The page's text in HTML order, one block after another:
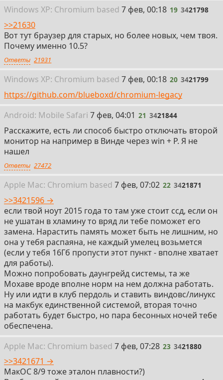
Windows XP: Chromium based 19
7 фев, 00:18 19 3421798
>>21630
Вот тут браузер для старых, но более новых, чем твоя.
Почему именно 10.5?
Ответы 21931
Windows XP: Chromium based 20
7 фев, 00:18 20 3421799
https://github.com/blueboxd/chromium-legacy
Android: Mobile Safari 21
7 фев, 04:01 21 3421844
Расскажите, есть ли способ быстро отключать второй
монитор на например в Винде через win + P. Я не
нашел
Ответы 27472
Apple Mac: Chromium based 22
7 фев, 07:02 22 3421871
>>3421596 →
если твой ноут 2015 года то там уже стоит ссд, если он
не ушатан в хламину то вряд ли тебе поможет его
замена. Нарастить память может быть не лишним, но
она у тебя распаяна, не каждый умелец возьмется
(если у тебя 16Гб пропусти этот пункт - вполне хватает
для работы).
Можно попробовать даунгрейд системы, та же
Мохаве вроде вполне норм на нем должна работать.
Ну или идти в клуб пердоль и ставить виндовс/линукс
на макбук единственной системой, вторая точно
работать будет быстро, но пара бесонных ночей тебе
обеспечена.
Apple Mac: Chromium based 23
7 фев, 07:28 23 3421880
>>3421671 →
МакОС 8/9 тоже эталон плавности?)